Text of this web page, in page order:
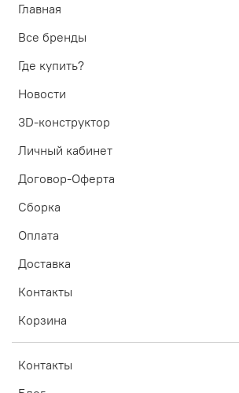
Главная
Все бренды
Где купить?
Новости
3D-конструктор
Личный кабинет
Договор-Оферта
Сборка
Оплата
Доставка
Контакты
Корзина
Контакты